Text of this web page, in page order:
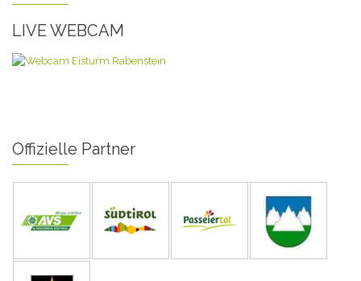
LIVE WEBCAM
Offizielle Partner